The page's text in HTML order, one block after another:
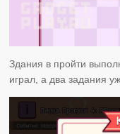
Здания в пройти
играл, а два задания